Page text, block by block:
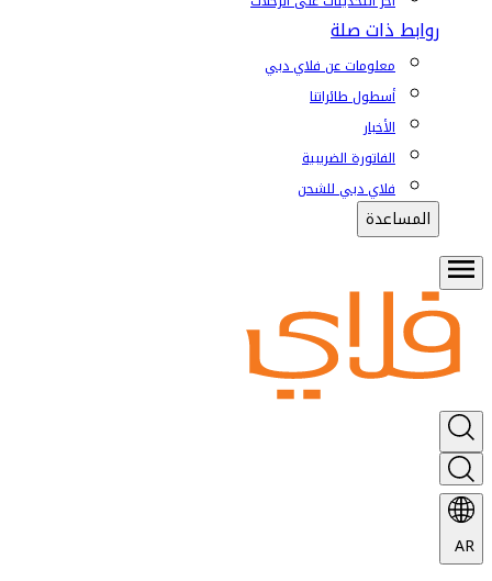
روابط ذات صلة
معلومات عن فلاي دبي
أسطول طائراتنا
الأخبار
الفاتورة الضريبية
فلاي دبي للشحن
المساعدة
AR